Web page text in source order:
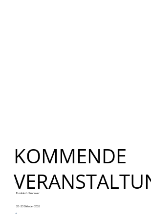
Euroblech Hannover
20 -23 Oktober 2026
​KOMMENDE